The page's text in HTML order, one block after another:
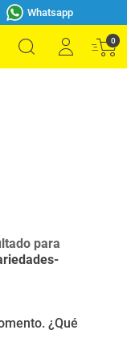
Whatsapp
0
para
¿Qué